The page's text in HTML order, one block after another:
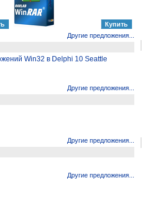
Другие предложения...
Win32 в Delphi 10 Seattle
Другие предложения...
Другие предложения...
Другие предложения...